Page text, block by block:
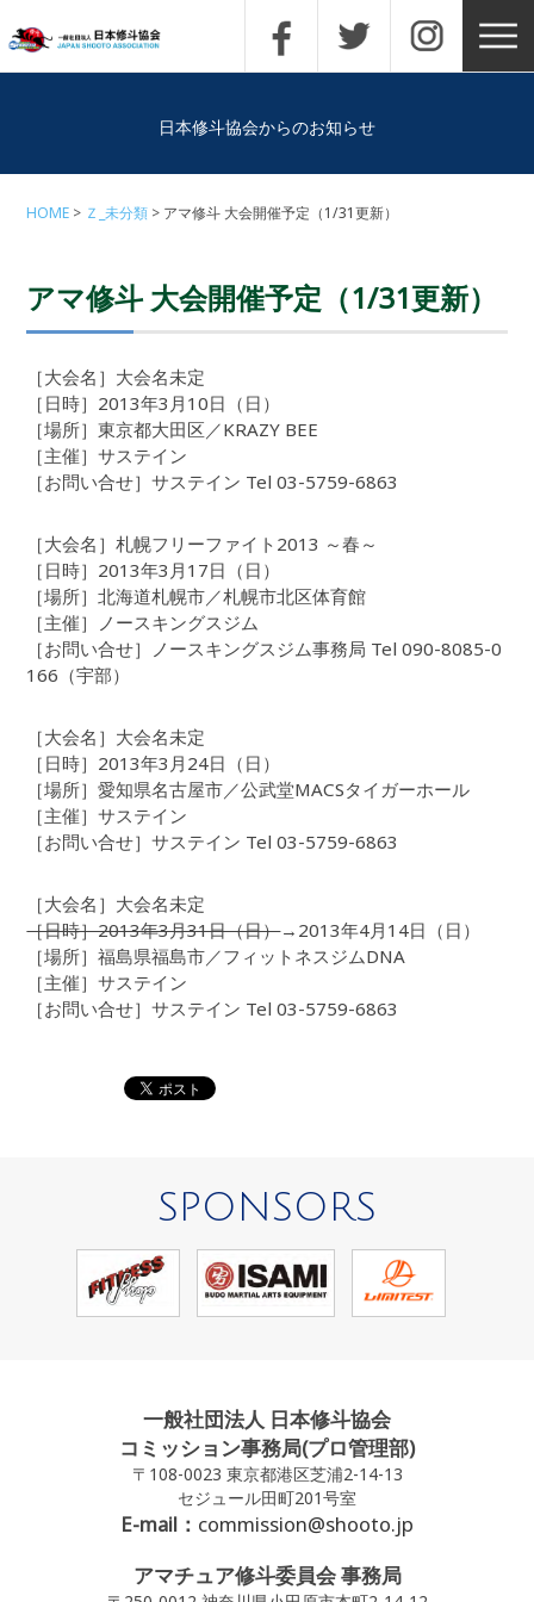
日本修斗協会からのお知らせ
HOME Ｚ_未分類 アマ修斗 大会開催予定（1/31更新）
アマ修斗 大会開催予定（1/31更新）
［大会名］大会名未定
［日時］2013年3月10日（日）
［場所］東京都大田区／KRAZY BEE
［主催］サステイン
［お問い合せ］サステイン Tel 03-5759-6863
［大会名］札幌フリーファイト2013 ～春～
［日時］2013年3月17日（日）
［場所］北海道札幌市／札幌市北区体育館
［主催］ノースキングスジム
［お問い合せ］ノースキングスジム事務局 Tel 090-8085-0
166（宇部）
［大会名］大会名未定
［日時］2013年3月24日（日）
［場所］愛知県名古屋市／公武堂MACSタイガーホール
［主催］サステイン
［お問い合せ］サステイン Tel 03-5759-6863
［大会名］大会名未定
［日時］2013年3月31日（日）→2013年4月14日（日）
［場所］福島県福島市／フィットネスジムDNA
［主催］サステイン
［お問い合せ］サステイン Tel 03-5759-6863
SPONSORS
一般社団法人 日本修斗協会
コミッション事務局(プロ管理部)
〒108-0023 東京都港区芝浦2-14-13
セジュール田町201号室
E-mail： commission@shooto.jp
アマチュア修斗委員会 事務局